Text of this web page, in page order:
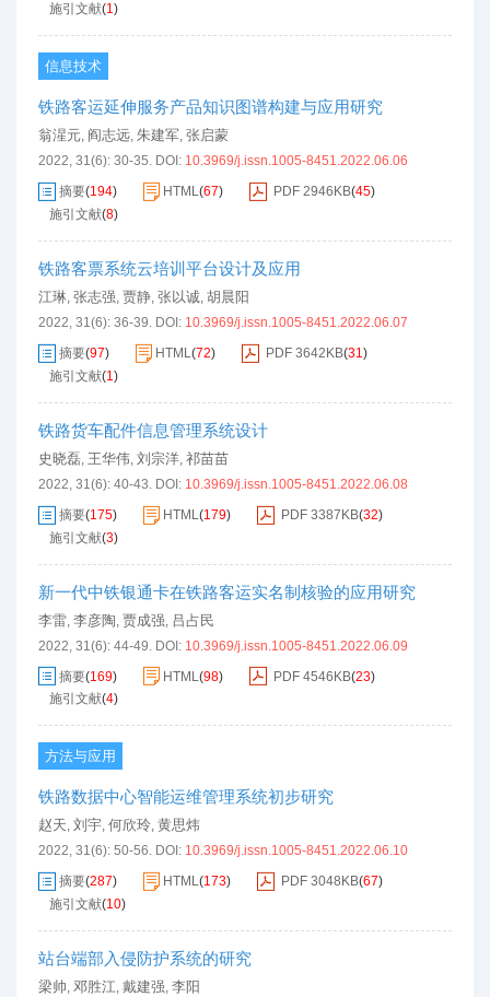
施引文献(1)
信息技术
铁路客运延伸服务产品知识图谱构建与应用研究
翁湦元, 阎志远, 朱建军, 张启蒙
2022, 31(6): 30-35. DOI: 10.3969/j.issn.1005-8451.2022.06.06
摘要(194) HTML(67) PDF 2946KB(45)
施引文献(8)
铁路客票系统云培训平台设计及应用
江琳, 张志强, 贾静, 张以诚, 胡晨阳
2022, 31(6): 36-39. DOI: 10.3969/j.issn.1005-8451.2022.06.07
摘要(97) HTML(72) PDF 3642KB(31)
施引文献(1 )
铁路货车配件信息管理系统设计
史晓磊 王华伟 刘宗洋 祁苗苗
2022, 31(6): 40-43. DOI: 10.3969/j.issn.1005-8451.2022.06.08
摘要(175) HTML (179) PDF 3387KB(32)
施引文献(3)
新一代中铁银通卡在铁路客运实名制核验的应用研究
李雷 李彦陶 贾成强 吕占民
2022, 31(6): 44-49. DOI: 10.3969/j.issn.1005-8451.2022.06.09
摘要(169) HTML (98) PDF 4546KB(23)
施引文献(4)
方法与应用
铁路数据中心智能运维管理系统初步研究
赵天, 刘宇, 何欣玲, 黄思炜
2022, 31(6): 50-56. DOI: 10.3969/j.issn.1005-8451.2022.06.10
摘要(287) HTML(173) PDF 3048KB(67)
施引文献(10)
站台端部入侵防护系统的研究
梁帅, 邓胜江, 戴建强, 李阳